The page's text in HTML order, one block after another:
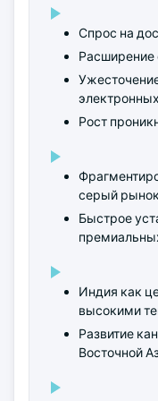
Спрос на
Расширение
Рост
серый
Быстрое
Индия как
высокими
Развитие
Восточной